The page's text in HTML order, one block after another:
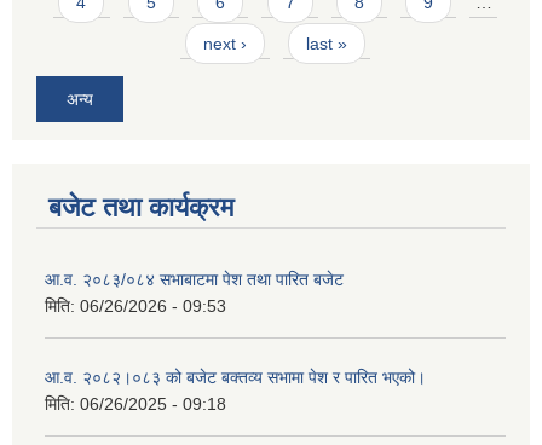
next › last »
अन्य
बजेट तथा कार्यक्रम
आ.व. २०८३/०८४ सभाबाटमा पेश तथा पारित बजेट
मिति: 06/26/2026 - 09:53
आ‍.व. २०८२।०८३ को बजेट बक्तव्य सभामा पेश र पारित भएको।
मिति: 06/26/2025 - 09:18